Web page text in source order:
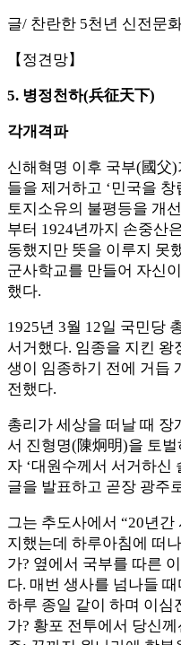
글/ 찬란한 5천년 신전문
【정견망】
5. 병정천하(兵征天下)
각개격파
신해혁명 이후 국부(國父
들을 제거하고 ‘민국을
토지소유의 불평등을 개
부터 1924년까지 손중산
동했지만 뜻을 이루지 못
군사학교를 만들어 자신
했다.
1925년 3월 12일 국민당
서거했다. 임종을 지킨 왕
생이 임종하기 전에 거듭
전했다.
총리가 세상을 떠날 때 장
서 진형명(陳炯明)을 토
자 ‘대원수께서 서거하신
글을 발표하고 곧장 광주
그는 추도사에서 “20년
지했는데 하루아침에 떠
가? 옆에서 국부를 따른
다. 매번 생사를 넘나들
하루 종일 같이 하며 이심
가? 황포 전투에서 당신